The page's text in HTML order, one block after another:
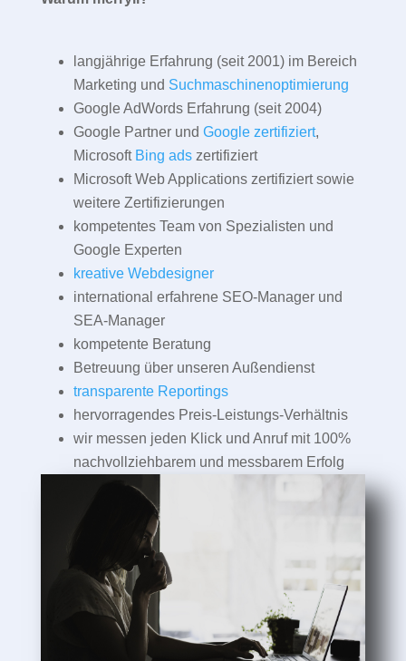
langjährige Erfahrung (seit 2001) im Bereich
Marketing und Suchmaschinenoptimierung
Google AdWords Erfahrung (seit 2004)
Google Partner und Google zertifiziert,
Microsoft Bing adszertifiziert
Microsoft Web Applications zertifiziert sowie
weitere Zertifizierungen
kompetentes Team von Spezialisten und
Google Experten
kreative Webdesigner
international erfahrene SEO-Manager und
SEA-Manager
kompetente Beratung
Betreuung über unseren Außendienst
transparente Reportings
hervorragendes Preis-Leistungs-Verhältnis
wir messen jeden Klick und Anruf mit 100%
nachvollziehbarem und messbarem Erfolg